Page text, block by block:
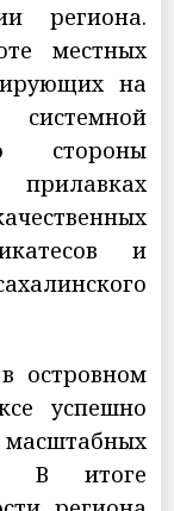
региона.
местных
на
стороны
прилавках
и
островном
успешно
В итоге